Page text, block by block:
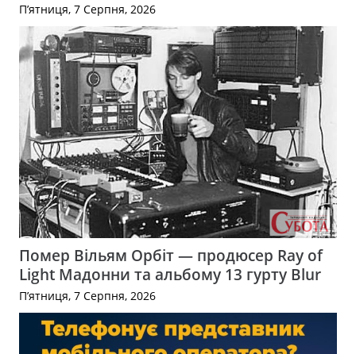
П’ятниця, 7 Серпня, 2026
Помер Вільям Орбіт — продюсер Ray of
Light Мадонни та альбому 13 гурту Blur
П’ятниця, 7 Серпня, 2026